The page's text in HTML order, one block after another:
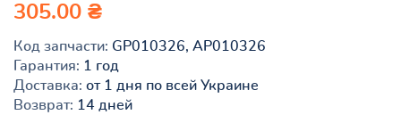
305.00 ₴
Код запчасти: GP010326, AP010326
Гарантия: 1 год
Доставка: от 1 дня по всей Украине
Возврат: 14 дней